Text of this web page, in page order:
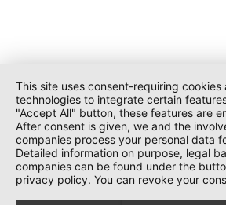
This site uses consent-requiring
technologies to integrate certain
"Accept All" button, these features are
After consent is given, we and the
companies process your personal data
Detailed information on purpose, legal
companies can be found under the
privacy policy. You can revoke your